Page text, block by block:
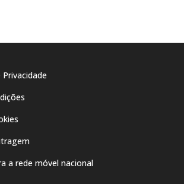
a rede móvel nacional